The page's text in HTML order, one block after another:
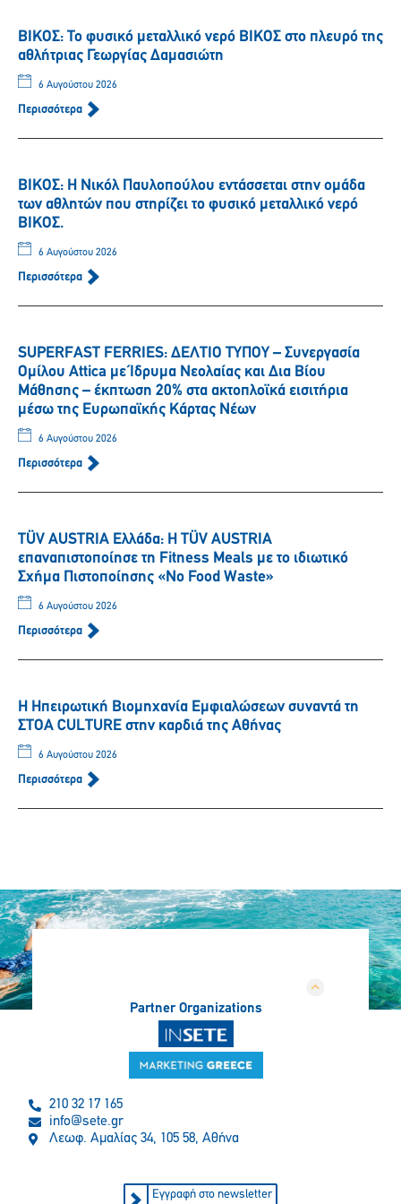
ΒΙΚΟΣ: Το φυσικό μεταλλικό νερό ΒΙΚΟΣ στο πλευρό της
αθλήτριας Γεωργίας Δαμασιώτη
6 Αυγούστου 2026
Περισσότερα
ΒΙΚΟΣ: Η Νικόλ Παυλοπούλου εντάσσεται στην ομάδα
των αθλητών που στηρίζει το φυσικό μεταλλικό νερό
ΒΙΚΟΣ.
6 Αυγούστου 2026
Περισσότερα
SUPERFAST FERRIES: ΔΕΛΤΙΟ ΤΥΠΟΥ – Συνεργασία
Ομίλου Attica με Ίδρυμα Νεολαίας και Δια Βίου
Μάθησης – έκπτωση 20% στα ακτοπλοϊκά εισιτήρια
μέσω της Ευρωπαϊκής Κάρτας Νέων
6 Αυγούστου 2026
Περισσότερα
TÜV AUSTRIA Ελλάδα: Η TÜV AUSTRIA
επαναπιστοποίησε τη Fitness Meals με το ιδιωτικό
Σχήμα Πιστοποίησης «No Food Waste»
6 Αυγούστου 2026
Περισσότερα
Η Ηπειρωτική Βιομηχανία Εμφιαλώσεων συναντά τη
ΣΤΟΑ CULTURE στην καρδιά της Αθήνας
6 Αυγούστου 2026
Περισσότερα
Partner Organizations
210 32 17 165
info@sete.gr
Λεωφ. Αμαλίας 34, 105 58, Αθήνα
Εγγραφή στο newsletter